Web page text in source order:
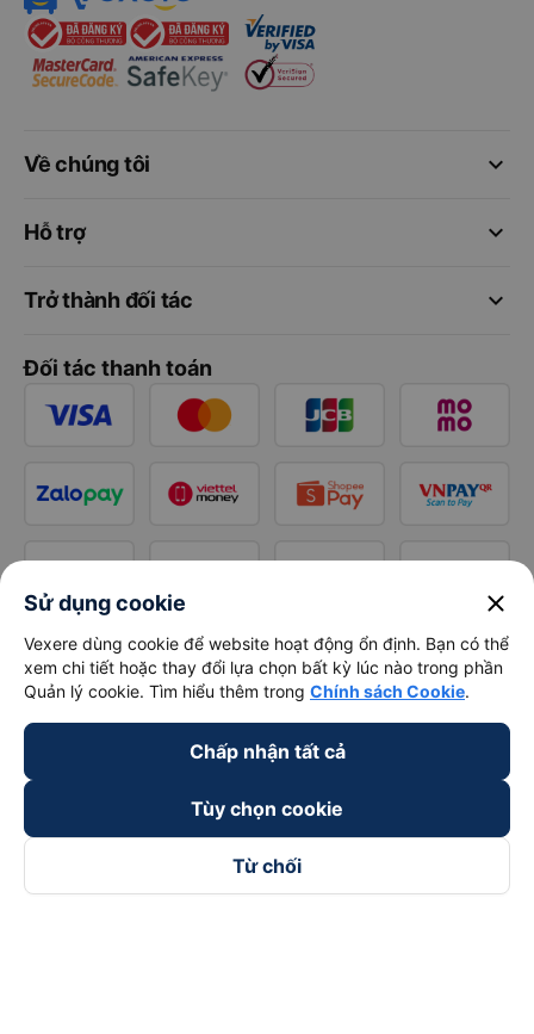
keyboard_arrow_down
Về chúng tôi
keyboard_arrow_down
Hỗ trợ
keyboard_arrow_down
Trở thành đối tác
Đối tác thanh toán
Sử dụng cookie close
Vexere dùng cookie để website hoạt động ổn định. Bạn có thể
xem chi tiết hoặc thay đổi lựa chọn bất kỳ lúc nào trong phần
Quản lý cookie. Tìm hiểu thêm trong Chính sách Cookie.
Chấp nhận tất cả
Tùy chọn cookie
Từ chối